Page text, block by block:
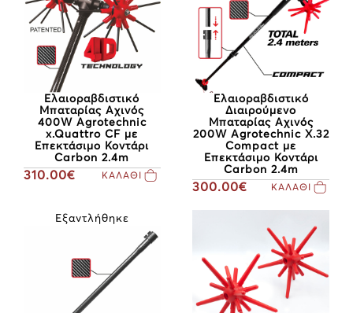
Ελαιοραβδιστικό
Μπαταρίας Αχινός
400W Agrotechnic
x.Quattro CF με
Επεκτάσιμο Κοντάρι
Carbon 2.4m
310.00€ ΚΑΛΑΘΙ
Ελαιοραβδιστικό
Διαιρούμενο
Μπαταρίας Αχινός
200W Agrotechnic X.32
Compact με
Επεκτάσιμο Κοντάρι
Carbon 2.4m
300.00€ ΚΑΛΑΘΙ
Εξαντλήθηκε